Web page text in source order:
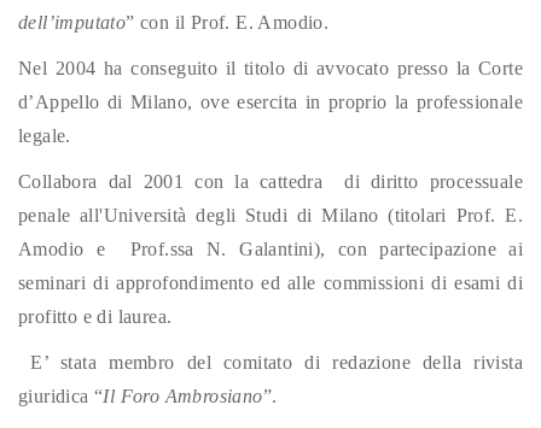
dell’imputato” con il Prof. E. Amodio.
Nel 2004 ha conseguito il titolo di avvocato presso la Corte
d’Appello di Milano, ove esercita in proprio la professionale
legale.
Collabora dal 2001 con la cattedra di diritto processuale
penale all'Università degli Studi di Milano (titolari Prof. E.
Amodio e Prof.ssa N. Galantini), con partecipazione ai
seminari di approfondimento ed alle commissioni di esami di
profitto e di laurea.
E’ stata membro del comitato di redazione della rivista
giuridica “Il Foro Ambrosiano”.